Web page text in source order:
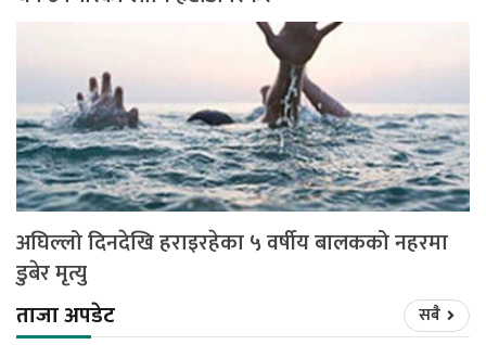
अघिल्लो दिनदेखि हराइरहेका ५ वर्षीय बालकको नहरमा
डुबेर मृत्यु
ताजा अपडेट
सबै